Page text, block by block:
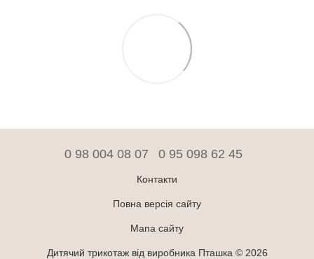
0 98 004 08 07 0 95 098 62 45
Контакти
Повна версія сайту
Мапа сайту
Дитячий трикотаж від виробника Пташка © 2026